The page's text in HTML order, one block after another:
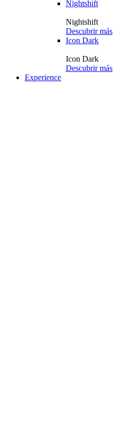
Nightshift
Nightshift
Descubrir más
Icon Dark
Icon Dark
Descubrir más
Experience